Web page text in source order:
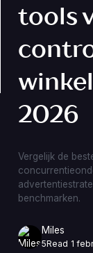
tools
2026
Vergelijk de
benchmarken.
Miles
5Read 1